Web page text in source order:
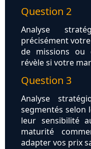
Question 2
Analyse
précisément
de missions ou
révèle si votre
Question 3
Analyse
segmentés selon
leur sensibilité
maturité
adapter vos prix